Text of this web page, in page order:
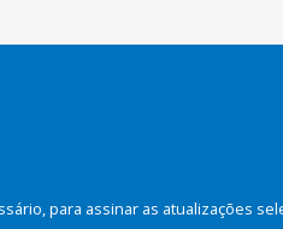
para assinar as atualizações